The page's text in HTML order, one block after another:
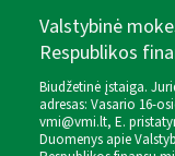
Valstybinė
Respublikos
Biudžetinė įstaiga.
adresas: Vasario 16-
vmi@vmi.lt, E.
Duomenys apie